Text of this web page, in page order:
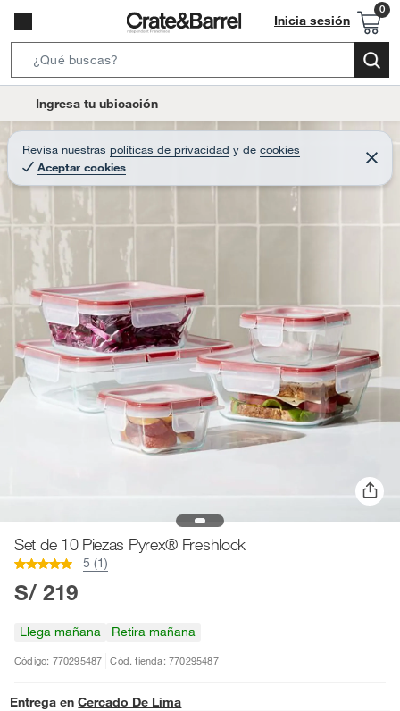
Inicia sesión
e
r
c
o
t
o
c
n
Ingresa tu ubicación
Revisa nuestras políticas de privacidad y de cookies
Aceptar cookies
C
e
r
Set de 10 Piezas Pyrex® Freshlock
5 (1)
S/ 219
Llega mañana Retira mañana
Código: 770295487 Cód. tienda: 770295487
Entrega en Cercado De Lima